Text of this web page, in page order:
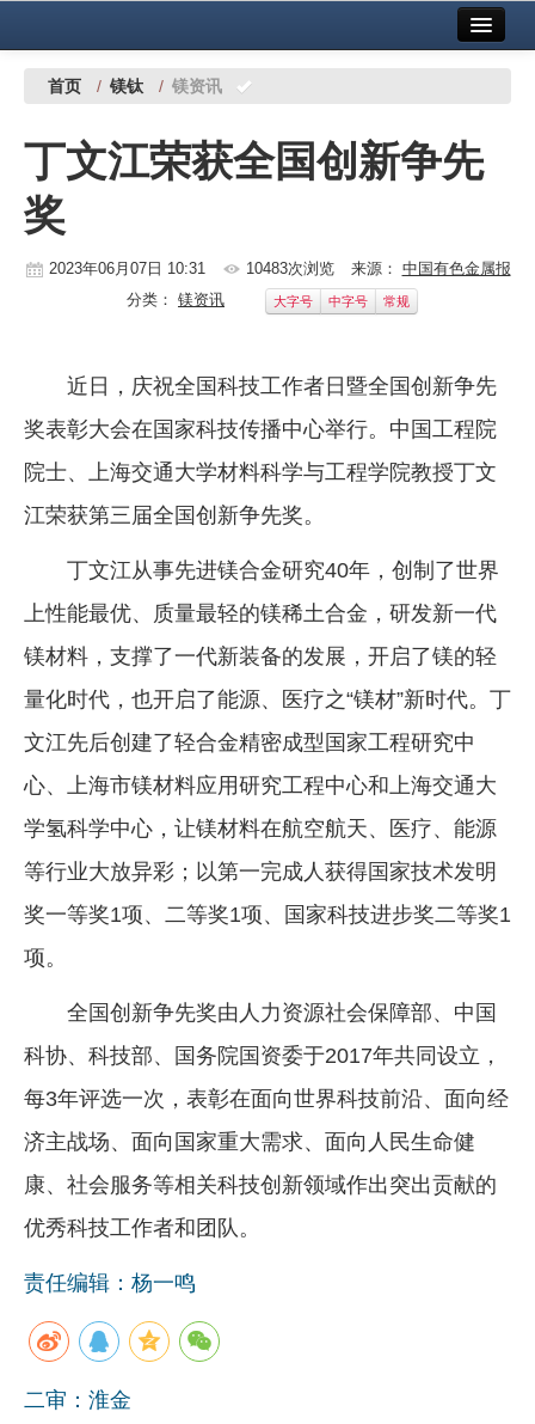
中国有色金属报社主办 广告服务
铜镍铅锌
铝
稀有稀土
镁钛
地矿 建设
党建工作
企业文化
《资源再生》杂志
行情报价
首页 / 镁钛 / 镁资讯
丁文江荣获全国创新争先
奖
2023年06月07日 10:31 10483次浏览 来源： 中国有色金属报
分类： 镁资讯 大字号 中字号 常规
近日，庆祝全国科技工作者日暨全国创新争先
奖表彰大会在国家科技传播中心举行。中国工程院
院士、上海交通大学材料科学与工程学院教授丁文
江荣获第三届全国创新争先奖。
丁文江从事先进镁合金研究40年，创制了世界
上性能最优、质量最轻的镁稀土合金，研发新一代
镁材料，支撑了一代新装备的发展，开启了镁的轻
量化时代，也开启了能源、医疗之“镁材”新时代。丁
文江先后创建了轻合金精密成型国家工程研究中
心、上海市镁材料应用研究工程中心和上海交通大
学氢科学中心，让镁材料在航空航天、医疗、能源
等行业大放异彩；以第一完成人获得国家技术发明
奖一等奖1项、二等奖1项、国家科技进步奖二等奖1
项。
全国创新争先奖由人力资源社会保障部、中国
科协、科技部、国务院国资委于2017年共同设立，
每3年评选一次，表彰在面向世界科技前沿、面向经
济主战场、面向国家重大需求、面向人民生命健
康、社会服务等相关科技创新领域作出突出贡献的
优秀科技工作者和团队。
责任编辑：杨一鸣
二审：淮金